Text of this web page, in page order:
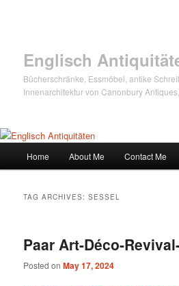
Englisch
Bücherschränke, Essmöbel, antike
Innenarchitektur von Canonbury
Skip
content
Skip
content
Home About Me Contact Me
TAG ARCHIVES:SESSEL
Paar Art-Déco-
Posted onMay 17, 2024